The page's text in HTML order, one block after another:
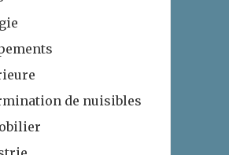
de nuisibles